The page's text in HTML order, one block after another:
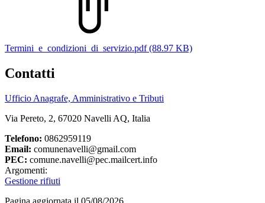
Termini_e_condizioni_di_servizio.pdf (88.97 KB)
Contatti
Ufficio Anagrafe, Amministrativo e Tributi
Via Pereto, 2, 67020 Navelli AQ, Italia
Telefono: 0862959119
Email: comunenavelli@gmail.com
PEC: comune.navelli@pec.mailcert.info
Argomenti:
Gestione rifiuti
Pagina aggiornata il 05/08/2026